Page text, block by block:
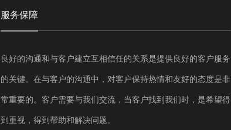
服务保障
良好的沟通和与客户建立互相信任的关系是提供良好的客户服务
的关键。在与客户的沟通中，对客户保持热情和友好的态度是非
常重要的。客户需要与我们交流，当客户找到我们时，是希望得
到重视，得到帮助和解决问题。